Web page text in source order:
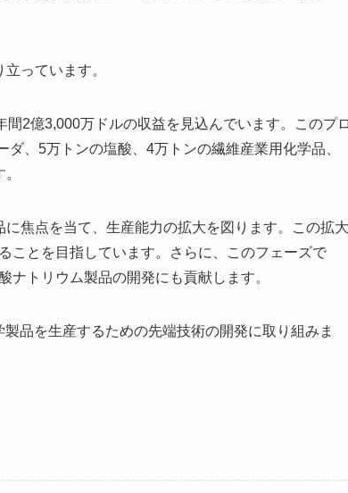
っています。
2億3,000万ドルの収益を見込んでいます。このプ
、5万トンの塩酸、4万トンの繊維産業用化学品、
焦点を当て、生産能力の拡大を図ります。この拡大
ことを目指しています。さらに、このフェーズで
トリウム製品の開発にも貢献します。
品を生産するための先端技術の開発に取り組みま